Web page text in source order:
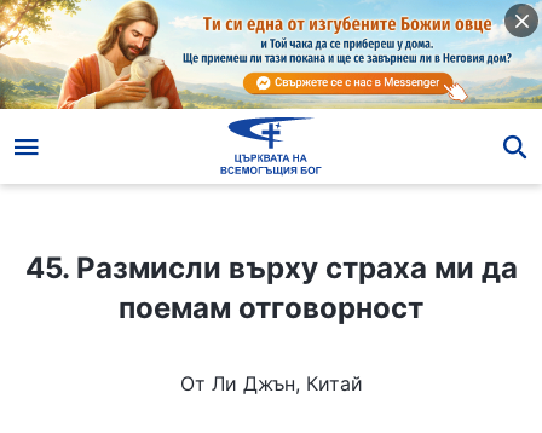
45. Размисли върху страха ми да
поемам отговорност
От Ли Джън, Китай